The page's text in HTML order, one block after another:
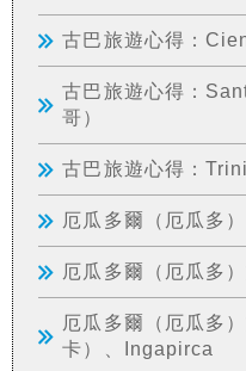
古巴旅遊心得：
古巴旅遊心得：
哥）
古巴旅遊心得：
厄瓜多爾（厄瓜多
厄瓜多爾（厄瓜多
厄瓜多爾（厄瓜多
卡）、Ingapirca